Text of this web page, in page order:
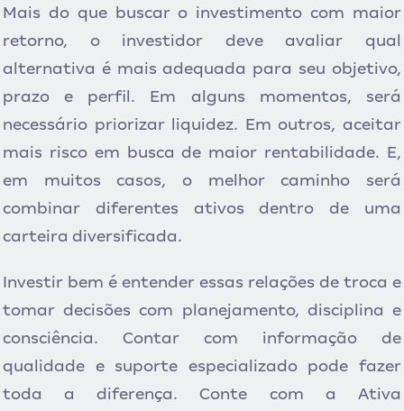
Mais do que buscar o investimento com maior
retorno, o investidor deve avaliar qual
alternativa é mais adequada para seu objetivo,
prazo e perfil. Em alguns momentos, será
necessário priorizar liquidez. Em outros, aceitar
mais risco em busca de maior rentabilidade. E,
em muitos casos, o melhor caminho será
combinar diferentes ativos dentro de uma
carteira diversificada.
Investir bem é entender essas relações de troca e
tomar decisões com planejamento, disciplina e
consciência. Contar com informação de
qualidade e suporte especializado pode fazer
toda a diferença. Conte com a Ativa